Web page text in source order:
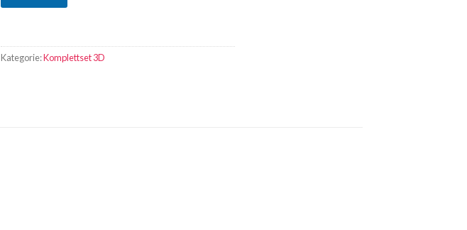
Kategorie:Komplettset 3D